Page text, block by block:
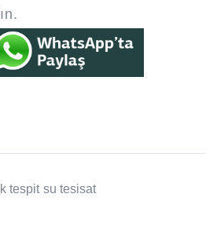
tespit su tesisat